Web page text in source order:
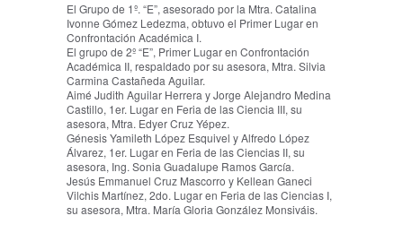
El Grupo de 1º. “E”, asesorado por la Mtra. Catalina
Ivonne Gómez Ledezma, obtuvo el Primer Lugar en
Confrontación Académica I.
El grupo de 2º “E”, Primer Lugar en Confrontación
Académica II, respaldado por su asesora, Mtra. Silvia
Carmina Castañeda Aguilar.
Aimé Judith Aguilar Herrera y Jorge Alejandro Medina
Castillo, 1er. Lugar en Feria de las Ciencia III, su
asesora, Mtra. Edyer Cruz Yépez.
Génesis Yamileth López Esquivel y Alfredo López
Álvarez, 1er. Lugar en Feria de las Ciencias II, su
asesora, Ing. Sonia Guadalupe Ramos García.
Jesús Emmanuel Cruz Mascorro y Kellean Ganeci
Vilchis Martínez, 2do. Lugar en Feria de las Ciencias I,
su asesora, Mtra. María Gloria González Monsiváis.